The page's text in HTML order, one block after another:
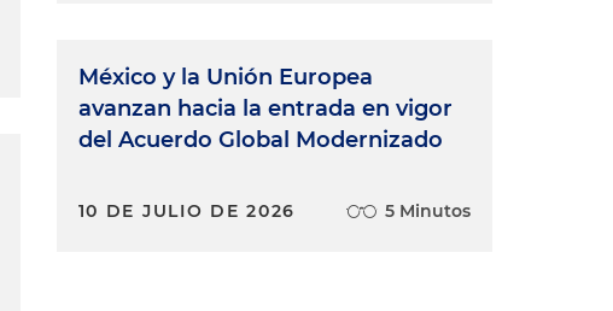
México y la Unión Europea
avanzan hacia la entrada en vigor
del Acuerdo Global Modernizado
10 DE JULIO DE 2026 5 Minutos